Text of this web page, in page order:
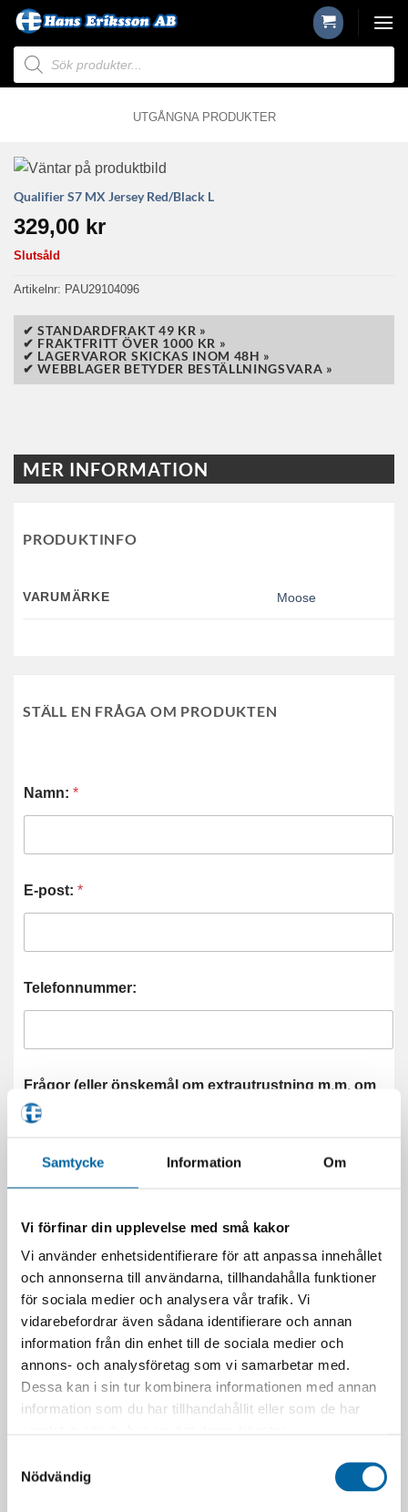
Samtycke Information Om
Vi förfinar din upplevelse med små kakor
Vi använder enhetsidentifierare för att anpassa innehållet
och annonserna till användarna, tillhandahålla funktioner
för sociala medier och analysera vår trafik. Vi
vidarebefordrar även sådana identifierare och annan
information från din enhet till de sociala medier och
annons- och analysföretag som vi samarbetar med.
Dessa kan i sin tur kombinera informationen med annan
information som du har tillhandahållit eller som de har
Nödvändig
Skip
content
Produktsökning
UTGÅNGNA PRODUKTER
Qualifier S7 MX Jersey Red/Black L
329,00 kr
Slutsåld
Artikelnr: PAU29104096
✔ STANDARDFRAKT 49 KR »
✔ FRAKTFRITT ÖVER 1000 KR »
✔ LAGERVAROR SKICKAS INOM 48H »
✔ WEBBLAGER BETYDER BESTÄLLNINGSVARA »
MER INFORMATION
PRODUKTINFO
VARUMÄRKE Moose
STÄLL EN FRÅGA OM PRODUKTEN
Namn: *
E-post: *
Telefonnummer:
Frågor (eller önskemål om extrautrustning m.m. om
du vill ha en offert på en maskin)
Skicka
BERÄKNA MÅNADSKOSTNAD
Laborera med månadskostnaden genom att ändra Pris,